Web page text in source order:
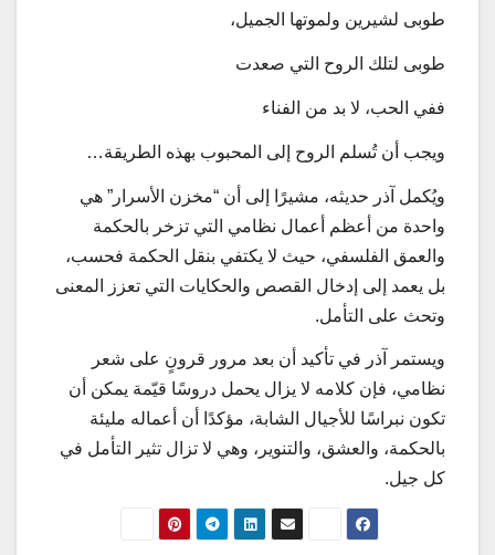
طوبى لشيرين ولموتها الجميل،
طوبى لتلك الروح التي صعدت
ففي الحب، لا بد من الفناء
ويجب أن تُسلم الروح إلى المحبوب بهذه الطريقة…
ويُكمل آذر حديثه، مشيرًا إلى أن “مخزن الأسرار” هي
واحدة من أعظم أعمال نظامي التي تزخر بالحكمة
والعمق الفلسفي، حيث لا يكتفي بنقل الحكمة فحسب،
بل يعمد إلى إدخال القصص والحكايات التي تعزز المعنى
وتحث على التأمل.
ويستمر آذر في تأكيد أن بعد مرور قرونٍ على شعر
نظامي، فإن كلامه لا يزال يحمل دروسًا قيّمة يمكن أن
تكون نبراسًا للأجيال الشابة، مؤكدًا أن أعماله مليئة
بالحكمة، والعشق، والتنوير، وهي لا تزال تثير التأمل في
كل جيل.